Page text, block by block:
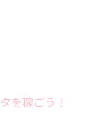
を稼ごう！